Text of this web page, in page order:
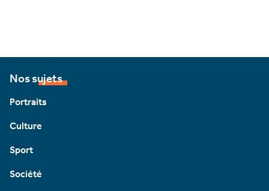
Nos sujets
Portraits
Culture
Sport
Société